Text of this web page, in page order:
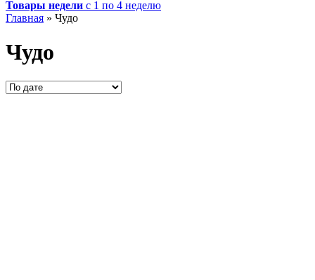
Товары недели с 1 по 4 неделю
Главная » Чудо
Чудо